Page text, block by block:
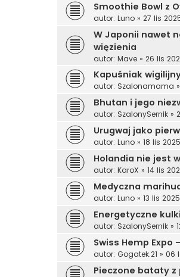
Smoothie Bowl z
autor: Luno » 27 lis
W Japonii nawet
więzienia
autor: Mave » 26 lis
Kapuśniak
autor: Szalonamama »
Bhutan i jego
autor: SzalonySernik »
Urugwaj jako
autor: Luno » 18 lis
Holandia nie jest
autor: KaroX » 14 lis
Medyczna
autor: Luno » 13 lis
Energetyczne
autor: SzalonySernik »
Swiss Hemp Expo
autor: Gogatek.21 » 06
Pieczone bataty